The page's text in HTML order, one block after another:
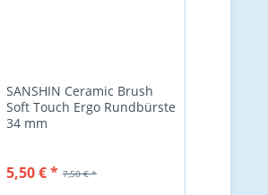
SANSHIN Ceramic Brush
Soft Touch Ergo Rundbürste
34 mm
7,50 € *
5,50 € *